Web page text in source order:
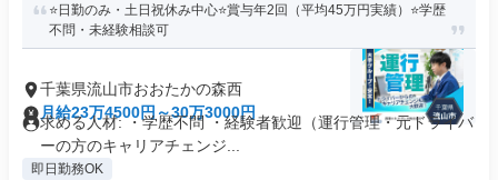
⭐日勤のみ・土日祝休み中心⭐賞与年2回（平均45万円実績）⭐学歴
不問・未経験相談可
千葉県流山市おおたかの森西
月給23万4500円～30万3000円
求める人材: ・学歴不問 ・経験者歓迎（運行管理・元ドライバ
ーの方のキャリアチェンジ...
即日勤務OK